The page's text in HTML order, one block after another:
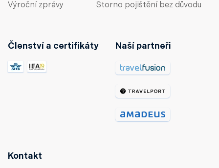
Výroční zprávy Storno pojištění bez důvodu
Členství a certifikáty Naší partneři
Kontakt